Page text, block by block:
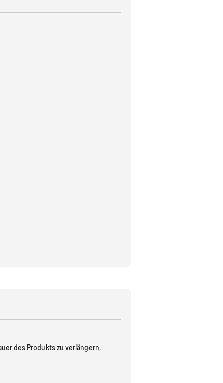
des Produkts zu verlängern,